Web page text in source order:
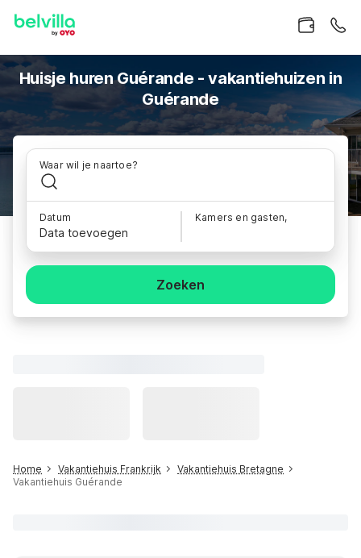
Huisje huren Guérande - vakantiehuizen in
Guérande
Waar wil je naartoe?
Datum
Data toevoegen
Kamers en gasten,
Zoeken
Home Vakantiehuis Frankrijk
Vakantiehuis Bretagne
Vakantiehuis Guérande